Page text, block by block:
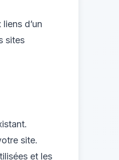
d’un
sites
site.
et les